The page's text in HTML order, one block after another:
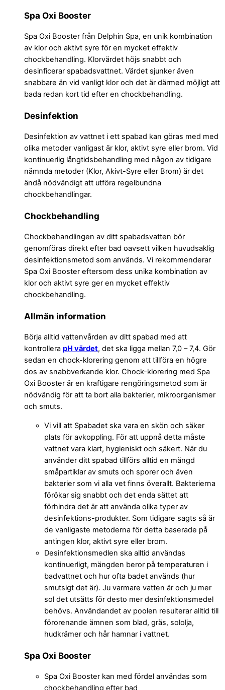
Spa Oxi Booster
Spa Oxi Booster från Delphin Spa, en unik kombination
av klor och aktivt syre för en mycket effektiv
chockbehandling. Klorvärdet höjs snabbt och
desinficerar spabadsvattnet. Värdet sjunker även
snabbare än vid vanligt klor och det är därmed möjligt att
bada redan kort tid efter en chockbehandling.
Desinfektion
Desinfektion av vattnet i ett spabad kan göras med med
olika metoder vanligast är klor, aktivt syre eller brom. Vid
kontinuerlig långtidsbehandling med någon av tidigare
nämnda metoder (Klor, Akivt-Syre eller Brom) är det
ändå nödvändigt att utföra regelbundna
chockbehandlingar.
Chockbehandling
Chockbehandlingen av ditt spabadsvatten bör
genomföras direkt efter bad oavsett vilken huvudsaklig
desinfektionsmetod som används. Vi rekommenderar
Spa Oxi Booster eftersom dess unika kombination av
klor och aktivt syre ger en mycket effektiv
chockbehandling.
Allmän information
Börja alltid vattenvården av ditt spabad med att
kontrollera pH värdet, det ska ligga mellan 7,0 – 7,4. Gör
sedan en chock-klorering genom att tillföra en högre
dos av snabbverkande klor. Chock-klorering med Spa
Oxi Booster är en kraftigare rengöringsmetod som är
nödvändig för att ta bort alla bakterier, mikroorganismer
och smuts.
Vi vill att Spabadet ska vara en skön och säker
plats för avkoppling. För att uppnå detta måste
vattnet vara klart, hygieniskt och säkert. När du
använder ditt spabad tillförs alltid en mängd
småpartiklar av smuts och sporer och även
bakterier som vi alla vet finns överallt. Bakterierna
förökar sig snabbt och det enda sättet att
förhindra det är att använda olika typer av
desinfektions-produkter. Som tidigare sagts så är
de vanligaste metoderna för detta baserade på
antingen klor, aktivt syre eller brom.
Desinfektionsmedlen ska alltid användas
kontinuerligt, mängden beror på temperaturen i
badvattnet och hur ofta badet används (hur
smutsigt det är). Ju varmare vatten är och ju mer
sol det utsätts för desto mer desinfektionsmedel
behövs. Användandet av poolen resulterar alltid till
förorenande ämnen som blad, gräs, sololja,
hudkrämer och hår hamnar i vattnet.
Spa Oxi Booster
Spa Oxi Booster kan med fördel användas som
chockbehandling efter bad